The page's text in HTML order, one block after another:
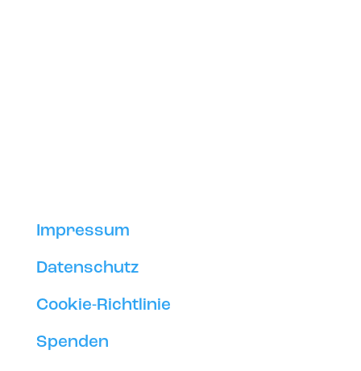
Impressum
Datenschutz
Cookie-Richtlinie
Spenden